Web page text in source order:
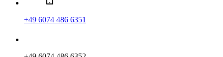
+49 6074 486 6351